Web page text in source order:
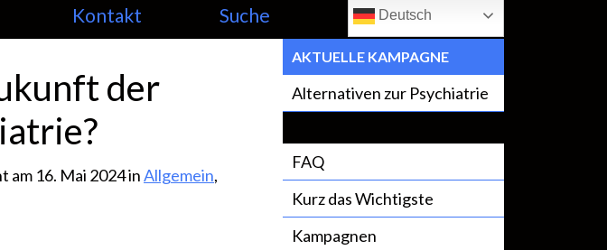
Kontakt Suche Deutsch
der
16. Mai 2024 inAllgemein,
AKTUELLE KAMPAGNE
Alternativen zur Psychiatrie
FAQ
Kurz das Wichtigste
Kampagnen